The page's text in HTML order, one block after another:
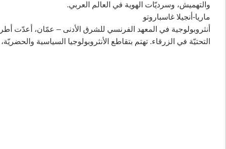
والتهميش، وسرديّات الهوية في العالم العربي.
ماريا-أنجيلا غاسباروتو
أنثروبولوجية في المعهد الفرنسي للشرق الأدنى – عمّان، أعدّت
التحتيّة في الزرقاء. تهتم بتقاطع الأنثروبولوجيا السياسية